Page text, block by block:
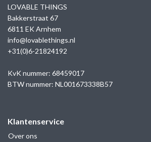
LOVABLE THINGS
Bakkerstraat 67
6811 EK Arnhem
info@lovablethings.nl
+31(0)6-21824192
KvK nummer: 68459017
BTW nummer: NL001673338B57
Klantenservice
Over ons